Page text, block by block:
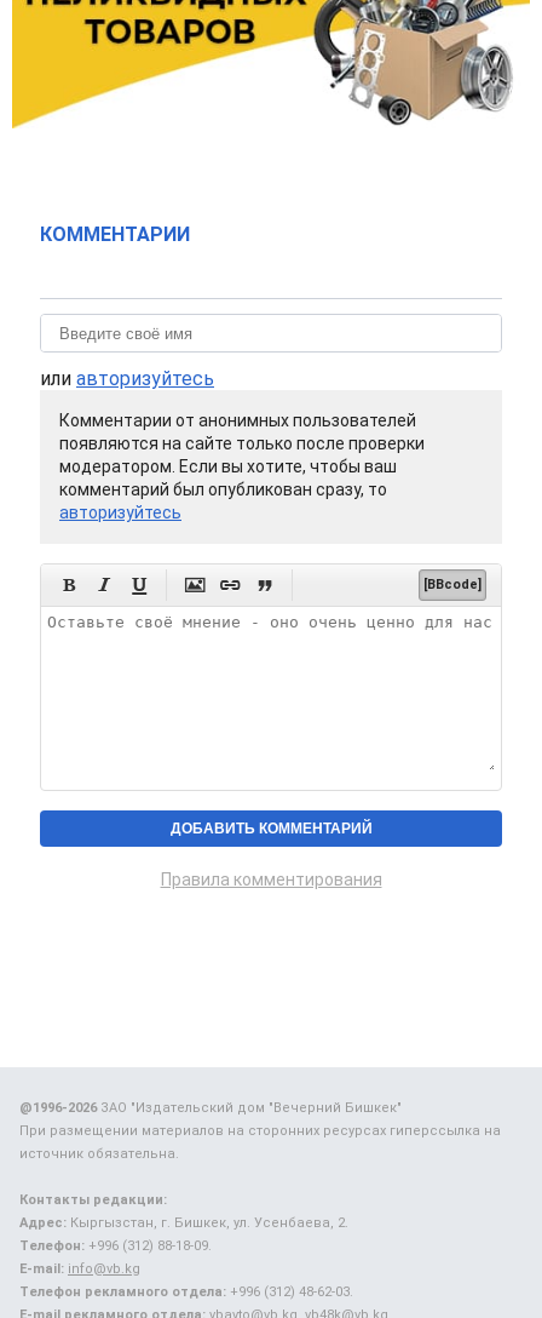
КОММЕНТАРИИ
или авторизуйтесь
Комментарии от анонимных пользователей
появляются на сайте только после проверки
модератором. Если вы хотите, чтобы ваш
комментарий был опубликован сразу, то
авторизуйтесь
      [BBcode]
Правила комментирования
@1996-2026ЗАО "Издательский дом "Вечерний Бишкек"
При размещении материалов на сторонних ресурсах гиперссылка на
источник обязательна.
Контакты редакции:
Адрес: Кыргызстан, г. Бишкек, ул. Усенбаева, 2.
Телефон: +996 (312) 88-18-09.
E-mail: info@vb.kg
Телефон рекламного отдела: +996 (312) 48-62-03.